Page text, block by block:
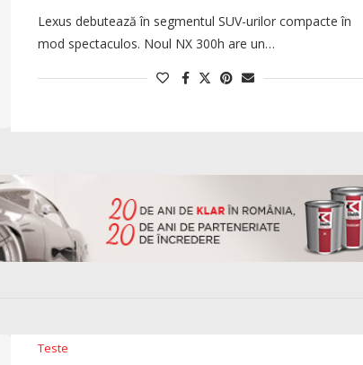
Lexus debutează în segmentul SUV-urilor compacte în
mod spectaculos. Noul NX 300h are un…
Teste